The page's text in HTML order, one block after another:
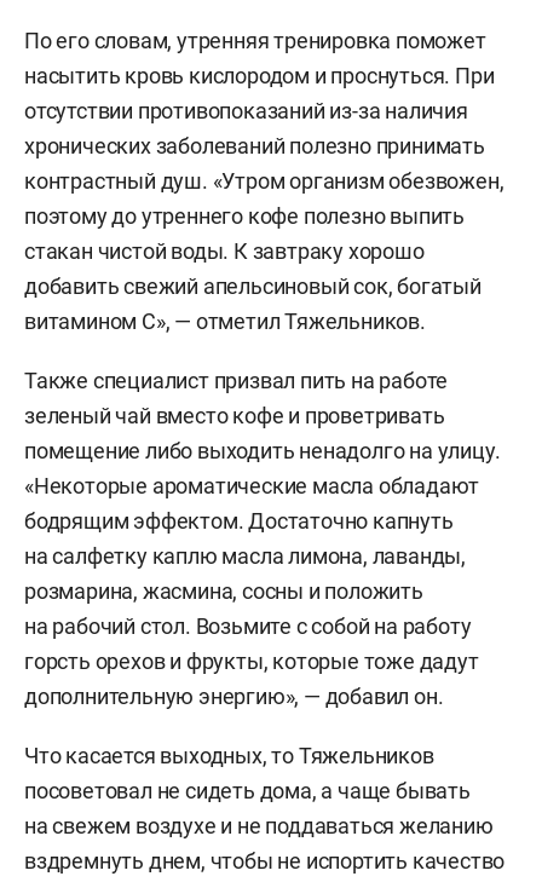
По его словам, утренняя тренировка поможет
насытить кровь кислородом и проснуться. При
отсутствии противопоказаний из-за наличия
хронических заболеваний полезно принимать
контрастный душ. «Утром организм обезвожен,
поэтому до утреннего кофе полезно выпить
стакан чистой воды. К завтраку хорошо
добавить свежий апельсиновый сок, богатый
витамином С», — отметил Тяжельников.
Также специалист призвал пить на работе
зеленый чай вместо кофе и проветривать
помещение либо выходить ненадолго на улицу.
«Некоторые ароматические масла обладают
бодрящим эффектом. Достаточно капнуть
на салфетку каплю масла лимона, лаванды,
розмарина, жасмина, сосны и положить
на рабочий стол. Возьмите с собой на работу
горсть орехов и фрукты, которые тоже дадут
дополнительную энергию», — добавил он.
Что касается выходных, то Тяжельников
посоветовал не сидеть дома, а чаще бывать
на свежем воздухе и не поддаваться желанию
вздремнуть днем, чтобы не испортить качество